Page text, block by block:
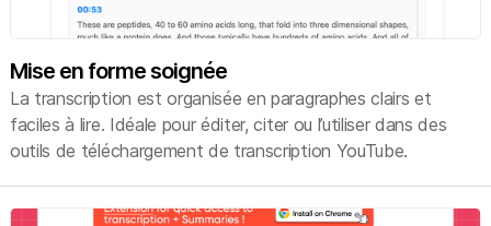
Mise en forme soignée
La transcription est organisée en paragraphes clairs et
faciles à lire. Idéale pour éditer, citer ou l’utiliser dans des
outils de téléchargement de transcription YouTube.